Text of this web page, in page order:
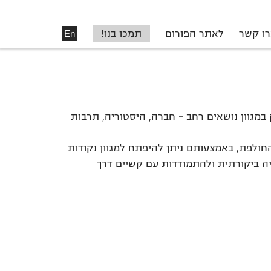
קשר לאתר הפורום תמכו בנו! En
נושאים רחב – חברה, היסטוריה, תרבות
באמצעותם ניתן להיפתח למגוון נקודות
ביקורתית ולהתמודדות עם קשיים דרך